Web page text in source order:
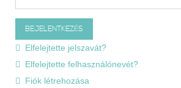
Elfelejtette jelszavát?
Elfelejtette felhasználónevét?
Fiók létrehozása